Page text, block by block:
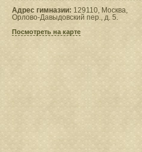
Адрес гимназии: 129110, Москва,
Орлово-Давыдовский пер., д. 5.
Посмотреть на карте